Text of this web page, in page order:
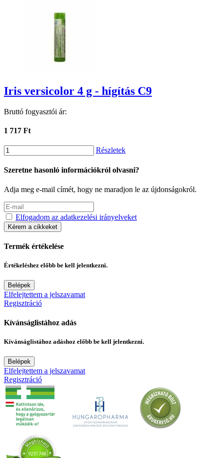
Iris versicolor 4 g - hígítás C9
Bruttó fogyasztói ár:
1 717 Ft
Részletek
Szeretne hasonló információkról olvasni?
Adja meg e-mail címét, hogy ne maradjon le az újdonságokról.
Elfogadom az adatkezelési irányelveket
Kérem a cikkeket
Termék értékelése
Értékeléshez előbb be kell jelentkezni.
Belépek
Elfelejtettem a jelszavamat
Regisztráció
Kívánságlistához adás
Kívánságlistához adáshoz előbb be kell jelentkezni.
Belépek
Elfelejtettem a jelszavamat
Regisztráció